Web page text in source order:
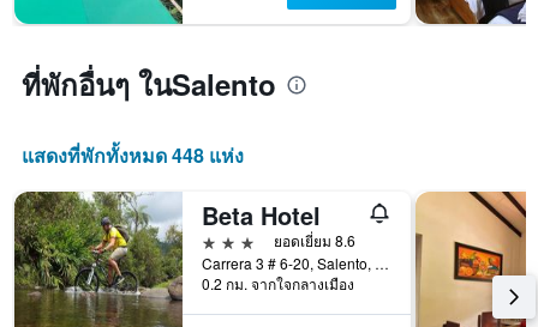
1
แแส
ดง
ของ
พัก
ที่พักอื่นๆ ในSalento
แสดงที่พักทั้งหมด 448 แห่ง
Beta Hotel
3 ดาว
ยอดเยี่ยม 8.6
Carrera 3 # 6-20, Salento, โคลอมเบีย
0.2 กม. จากใจกลางเมือง